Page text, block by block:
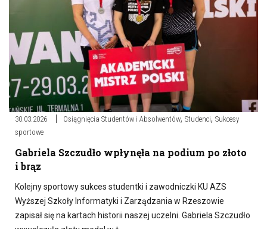
30.03.2026 Osiągnięcia Studentów i Absolwentów, Studenci, Sukcesy
sportowe
Gabriela Szczudło wpłynęła na podium po złoto
i brąz
Kolejny sportowy sukces studentki i zawodniczki KU AZS
Wyższej Szkoły Informatyki i Zarządzania w Rzeszowie
zapisał się na kartach historii naszej uczelni. Gabriela Szczudło